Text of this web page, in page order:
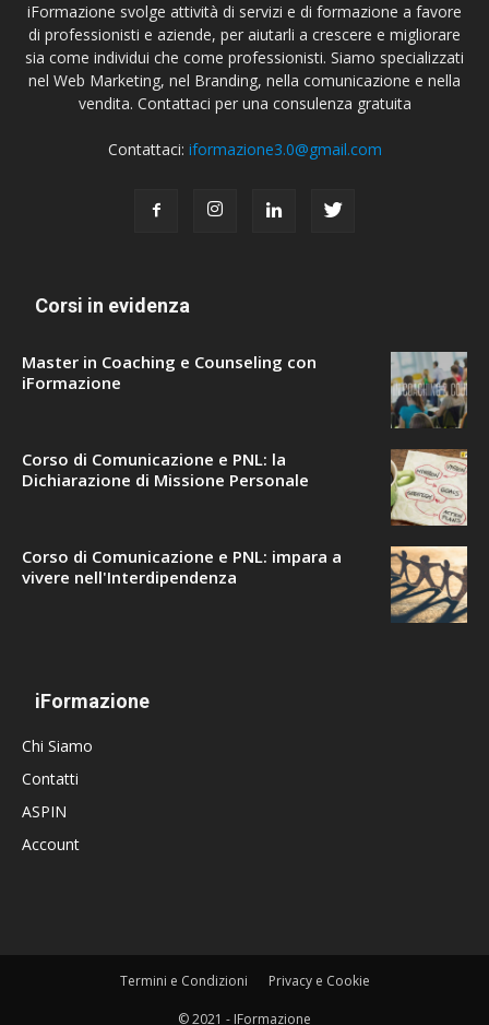
iFormazione svolge attività di servizi e di formazione a favore
di professionisti e aziende, per aiutarli a crescere e migliorare
sia come individui che come professionisti. Siamo specializzati
nel Web Marketing, nel Branding, nella comunicazione e nella
vendita. Contattaci per una consulenza gratuita
Contattaci: iformazione3.0@gmail.com
Corsi in evidenza
Master in Coaching e Counseling con
iFormazione
Corso di Comunicazione e PNL: la
Dichiarazione di Missione Personale
Corso di Comunicazione e PNL: impara a
vivere nell'Interdipendenza
iFormazione
Chi Siamo
Contatti
ASPIN
Account
Termini e Condizioni Privacy e Cookie
© 2021 - IFormazione